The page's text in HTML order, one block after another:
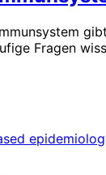
Fragen